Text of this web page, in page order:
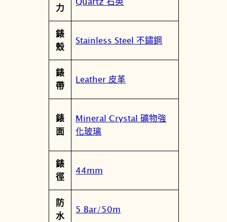
性
力
錶
殼
Stainless Steel 不鏽鋼
錶
帶
Leather 皮革
錶
面
Mineral Crystal 礦物強
化玻璃
錶
徑
44mm
防
水
5 Bar/50m